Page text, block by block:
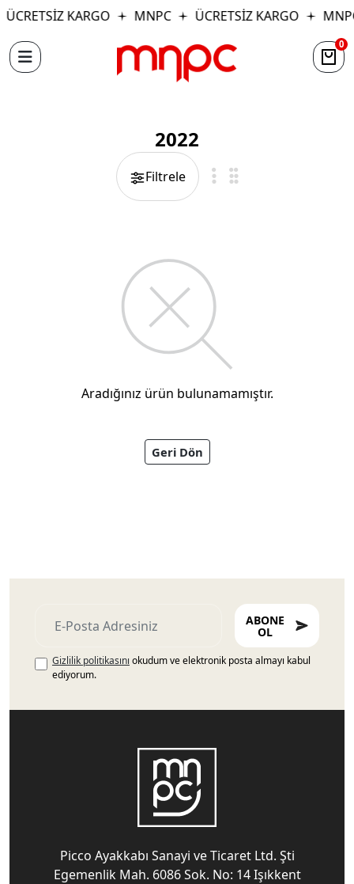
ÜCRETSİZ KARGO MNPC ÜCRETSİZ KARGO
0
2022
Filtrele
Aradığınız ürün bulunamamıştır.
Geri Dön
ABONE
OL
Gizlilik politikasını okudum ve elektronik posta almayı kabul
ediyorum.
Picco Ayakkabı Sanayi ve Ticaret Ltd. Şti
Egemenlik Mah. 6086 Sok. No: 14 Işıkkent